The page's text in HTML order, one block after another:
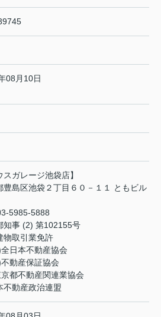
08月10日
スガレージ池袋店】
豊島区池袋２丁目６０－１１ ともビル
5985-5888
知事 (2) 第102155号
物取引業免許
日本不動産協会
動産保証協会
都不動産関連業協会
不動産政治連盟